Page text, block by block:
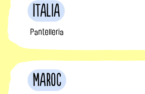
Italia
Pantelleria
Maroc